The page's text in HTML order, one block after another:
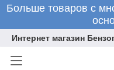
Больше товаров с
Интернет магазин